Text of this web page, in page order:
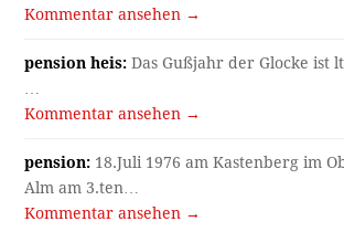
Kommentar ansehen →
pension heis: Das Gußjahr der Glocke ist
…
Kommentar ansehen →
pension: 18.Juli 1976 am Kastenberg im
Alm am 3.ten…
Kommentar ansehen →